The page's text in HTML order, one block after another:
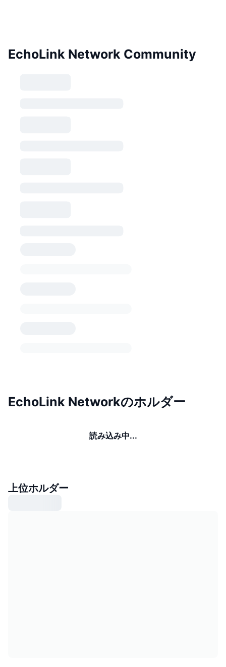
EchoLink Network Community
EchoLink Networkのホルダー
読み込み中...
上位ホルダー